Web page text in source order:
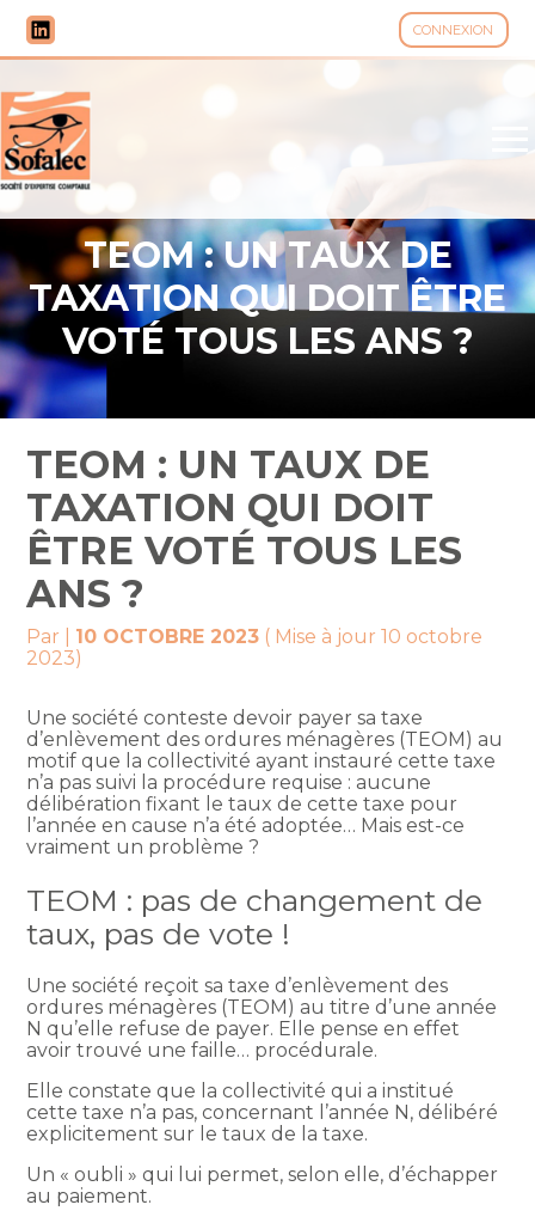
CONNEXION
Aller
au
contenu
TEOM : UN TAUX DE
TAXATION QUI DOIT ÊTRE
VOTÉ TOUS LES ANS ?
TEOM : UN TAUX DE
TAXATION QUI DOIT
ÊTRE VOTÉ TOUS LES
ANS ?
Par 10 OCTOBRE 2023 ( Mise à jour 10 octobre
2023)
Une société conteste devoir payer sa taxe
d’enlèvement des ordures ménagères (TEOM) au
motif que la collectivité ayant instauré cette taxe
n’a pas suivi la procédure requise : aucune
délibération fixant le taux de cette taxe pour
l’année en cause n’a été adoptée… Mais est-ce
vraiment un problème ?
TEOM : pas de changement de
taux, pas de vote !
Une société reçoit sa taxe d’enlèvement des
ordures ménagères (TEOM) au titre d’une année
N qu’elle refuse de payer. Elle pense en effet
avoir trouvé une faille… procédurale.
Elle constate que la collectivité qui a institué
cette taxe n’a pas, concernant l’année N, délibéré
explicitement sur le taux de la taxe.
Un « oubli » qui lui permet, selon elle, d’échapper
au paiement.